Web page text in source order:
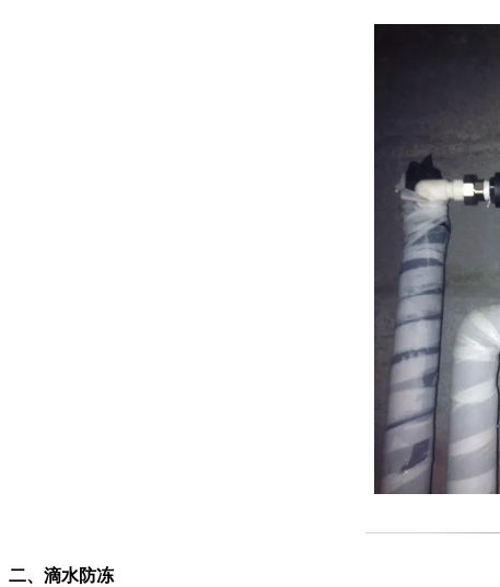
二、滴水防冻